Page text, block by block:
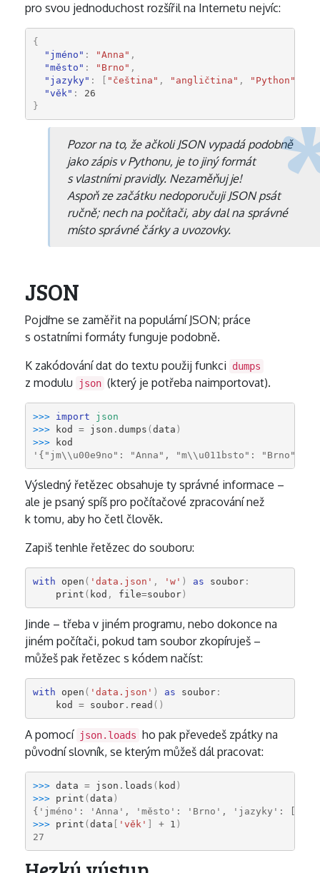
pro svou jednoduchost rozšířil na Internetu nejvíc:
{
"jméno" : "Anna" ,
"město" : "Brno" ,
"jazyky" : [ "čeština" , "angličtina" , "Python"
"věk" :
26
}
Pozor na to, že ačkoli JSON vypadá podobně
jako zápis v Pythonu, je to jiný formát
s vlastními pravidly. Nezaměňuj je!
Aspoň ze začátku nedoporučuji JSON psát
ručně; nech na počítači, aby dal na správné
místo správné čárky a uvozovky.
JSON
Pojďme se zaměřit na populární JSON; práce
s ostatními formáty funguje podobně.
K zakódování dat do textu použij funkci
dumps
z modulu json (který je potřeba naimportovat).
>>> import
json
>>>
kod = json . dumps (data )
>>>
kod
'{"jm\\u00e9no": "Anna", "m\\u011bsto": "Brno",
Výsledný řetězec obsahuje ty správné informace –
ale je psaný spíš pro počítačové zpracování než
k tomu, aby ho četl člověk.
Zapiš tenhle řetězec do souboru:
with open ( 'data.json' , 'w' ) as soubor:
print ( kod , file=soubor)
Jinde – třeba v jiném programu, nebo dokonce na
jiném počítači, pokud tam soubor zkopíruješ –
můžeš pak řetězec s kódem načíst:
with open ( 'data.json' ) as soubor:
kod
= soubor. read ()
A pomocí json.loads ho pak převedeš zpátky na
původní slovník, se kterým můžeš dál pracovat:
>>> data = json . loads ( kod )
>>> print (data )
{'jméno': 'Anna', 'město': 'Brno', 'jazyky':
>>> print (data [ 'věk' ] + 1 )
27